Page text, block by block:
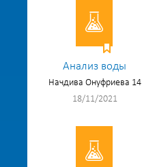
Анализ воды
Начдива Онуфриева 14
18/11/2021